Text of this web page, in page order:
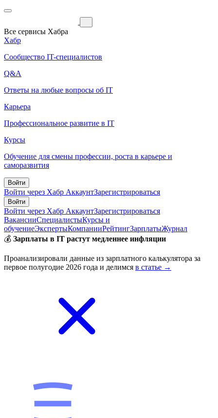
Все сервисы Хабра
Хабр
Сообщество IT-специалистов
Q&A
Ответы на любые вопросы об IT
Карьера
Профессиональное развитие в IT
Курсы
Обучение для смены профессии, роста в карьере и
саморазвития
Войти
Войти через Хабр АккаунтЗарегистрироваться
Войти
Войти через Хабр АккаунтЗарегистрироваться
ВакансииСпециалистыКурсы и
обучениеЭкспертыКомпанииРейтингЗарплатыЖурнал
💰 Зарплаты в IT растут медленнее инфляции
Проанализировали данные из зарплатного калькулятора за
первое полугодие 2026 года и делимся в статье →